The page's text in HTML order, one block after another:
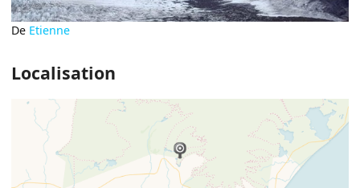
De Etienne
Localisation